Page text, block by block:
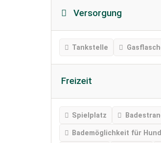
Versorgung
Tankstelle
Freizeit
Spielplatz
Bademöglichkeit für